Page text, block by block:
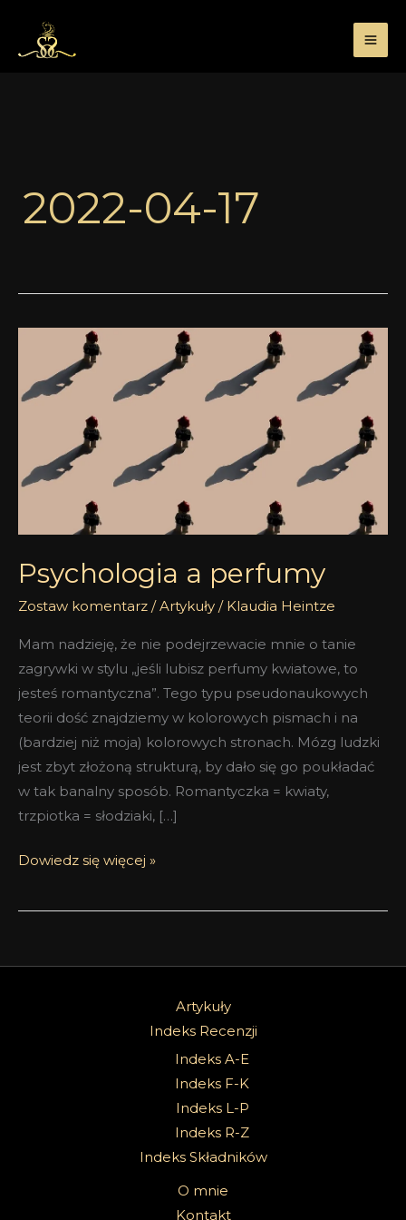
treści
2022-04-17
Psychologia a perfumy
Zostaw komentarz /Artykuły / Klaudia Heintze
Mam nadzieję, że nie podejrzewacie mnie o tanie
zagrywki w stylu „jeśli lubisz perfumy kwiatowe, to
jesteś romantyczna”. Tego typu pseudonaukowych
teorii dość znajdziemy w kolorowych pismach i na
(bardziej niż moja) kolorowych stronach. Mózg ludzki
jest zbyt złożoną strukturą, by dało się go poukładać
w tak banalny sposób. Romantyczka = kwiaty,
trzpiotka = słodziaki, […]
Psychologia
perfumy
Dowiedz się więcej »
Artykuły
Indeks Recenzji
Indeks A-E
Indeks F-K
Indeks L-P
Indeks R-Z
Indeks Składników
O mnie
Kontakt